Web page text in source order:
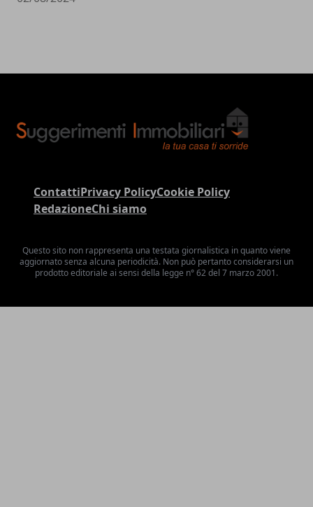
ContattiPrivacy PolicyCookie Policy
RedazioneChi siamo
Questo sito non rappresenta una testata giornalistica in quanto viene
aggiornato senza alcuna periodicità. Non può pertanto considerarsi un
prodotto editoriale ai sensi della legge n° 62 del 7 marzo 2001.